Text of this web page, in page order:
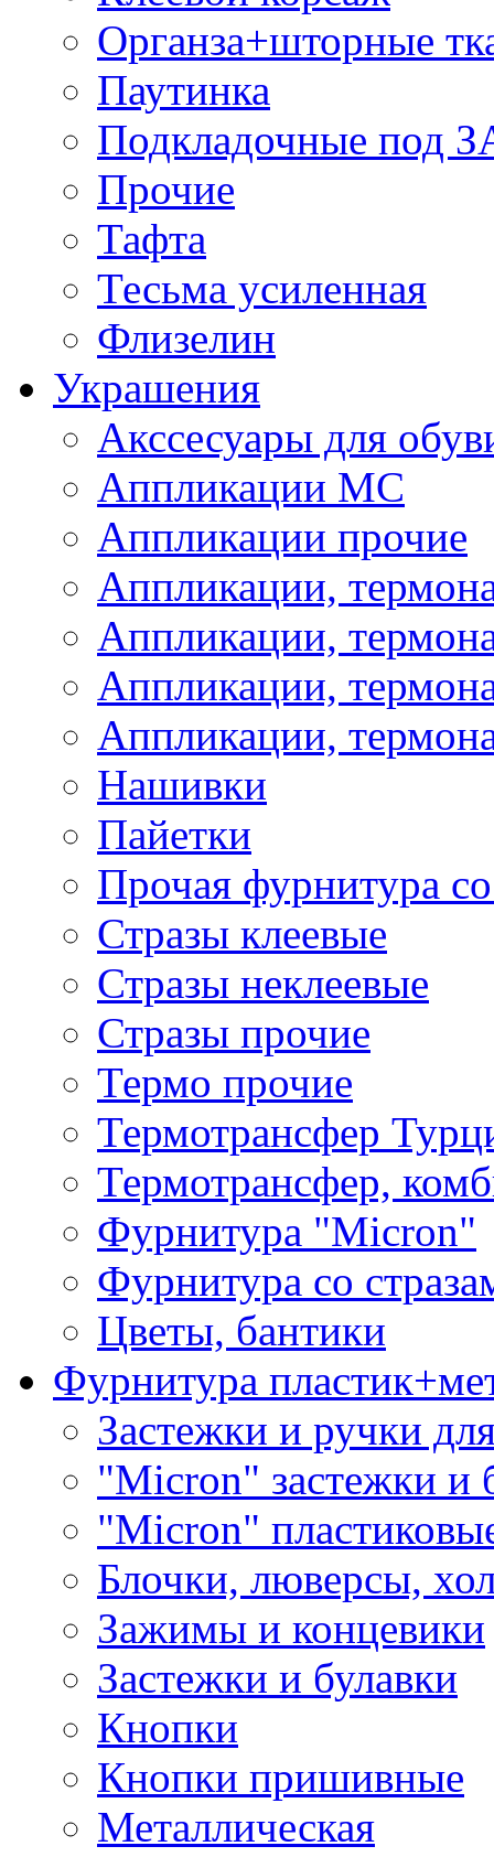
Органза+шторные
Паутинка
Подкладочные под
Прочие
Тафта
Тесьма усиленная
Флизелин
Украшения
Акссесуары для
Аппликации МС
Аппликации прочие
Аппликации,
Аппликации,
Аппликации,
Аппликации,
Нашивки
Пайетки
Прочая фурнитура
Стразы клеевые
Стразы неклеевые
Стразы прочие
Термо прочие
Термотрансфер
Термотрансфер,
Фурнитура "Micron"
Фурнитура со
Цветы, бантики
Фурнитура
Застежки и ручки
"Micron" застежки и
"Micron"
Блочки, люверсы,
Зажимы и концевики
Застежки и булавки
Кнопки
Кнопки пришивные
Металлическая